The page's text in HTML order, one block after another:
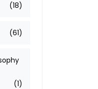
(18)
(61)
(1)